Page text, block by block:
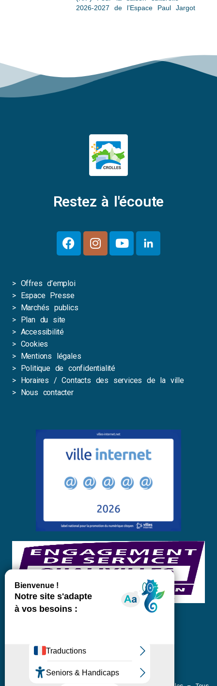
2026-2027 de l’Espace Paul Jargot
Restez à l'écoute
> Offres d’emploi
> Espace Presse
> Marchés publics
> Plan du site
> Accessibilité
> Cookies
> Mentions légales
> Politique de confidentialité
> Horaires / Contacts des services de la ville
> Nous contacter